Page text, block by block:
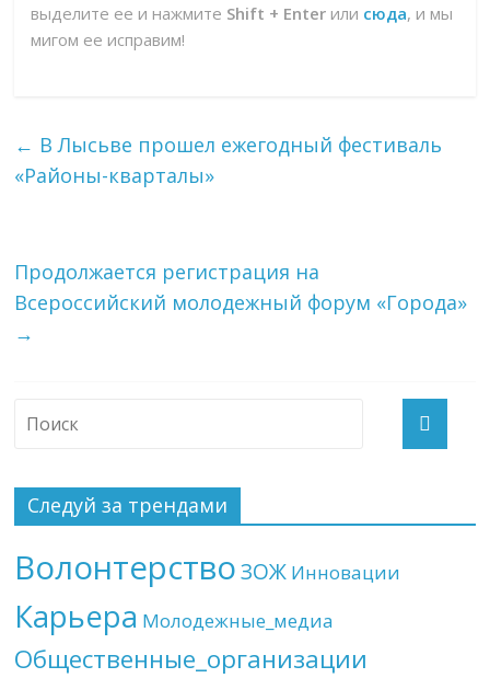
выделите ее и нажмите Shift + Enter или сюда, и мы
мигом ее исправим!
← В Лысьве прошел ежегодный фестиваль
«Районы-кварталы»
Продолжается регистрация на
Всероссийский молодежный форум «Города»
→
Следуй за трендами
Волонтерство ЗОЖ Инновации
Карьера Молодежные_медиа
Общественные_организации